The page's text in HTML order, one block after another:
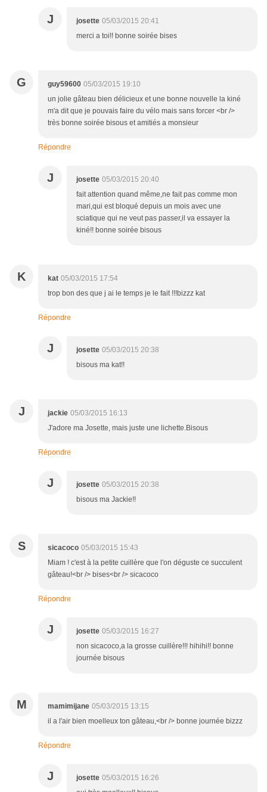
J josette 05/03/2015 20:41
merci a toi!! bonne soirée bises
G guy59600 05/03/2015 19:10
un jolie gâteau bien délicieux et une bonne nouvelle la kiné
m'a dit que je pouvais faire du vélo mais sans forcer <br />
très bonne soirée bisous et amitiés a monsieur
Répondre
J josette 05/03/2015 20:40
fait attention quand même,ne fait pas comme mon
mari,qui est bloqué depuis un mois avec une
sciatique qui ne veut pas passer,il va essayer la
kiné!! bonne soirée bisous
K kat 05/03/2015 17:54
trop bon des que j ai le temps je le fait !!!bizzz kat
Répondre
J josette 05/03/2015 20:38
bisous ma kat!!
J jackie 05/03/2015 16:13
J'adore ma Josette, mais juste une lichette.Bisous
Répondre
J josette 05/03/2015 20:38
bisous ma Jackie!!
S sicacoco 05/03/2015 15:43
Miam ! c'est à la petite cuillère que l'on déguste ce succulent
gâteau!<br /> bises<br /> sicacoco
Répondre
J josette 05/03/2015 16:27
non sicacoco,a la grosse cuillère!!! hihihi!! bonne
journée bisous
M mamimijane 05/03/2015 13:15
il a l'air bien moelleux ton gâteau,<br /> bonne journée bizzz
Répondre
J josette 05/03/2015 16:26